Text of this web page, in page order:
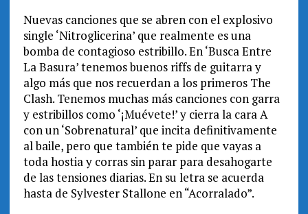
Nuevas canciones que se abren con el explosivo
single ‘Nitroglicerina’ que realmente es una
bomba de contagioso estribillo. En ‘Busca Entre
La Basura’ tenemos buenos riffs de guitarra y
algo más que nos recuerdan a los primeros The
Clash. Tenemos muchas más canciones con garra
y estribillos como ‘¡Muévete!’ y cierra la cara A
con un ‘Sobrenatural’ que incita definitivamente
al baile, pero que también te pide que vayas a
toda hostia y corras sin parar para desahogarte
de las tensiones diarias. En su letra se acuerda
hasta de Sylvester Stallone en “Acorralado”.